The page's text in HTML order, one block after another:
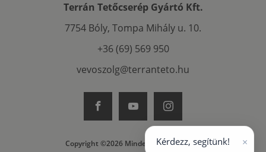
Terrán Tetőcserép Gyártó Kft.
7754 Bóly, Tompa Mihály u. 10.
+36 (69) 569 950
vevoszolg@terranteto.hu
Copyright ©2026 Minden jog fenntartva
Kérdezz, segítünk! ×